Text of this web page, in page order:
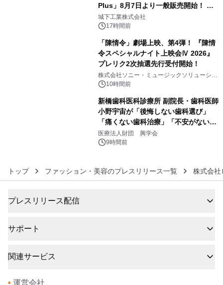
Plus」8月7日より一般販売開始！ ケ
ーブル1本つなぐだけ、テレビの音が
ぐっと豊かに
城下工業株式会社
17時間前
「陳情令」劇場上映、第4弾！ 『陳情
令スペシャルナイト上映会Ⅳ 2026』
プレリク2次抽選先行受付開始！
株式会社ソニー・ミュージックソリューショ
ンズ10時間前
新橋歯科医科診療所 副院長・歯科医師
小野宇宙が「後悔しない歯科選び」
「痛くない歯科治療」「不安がない治
療計画」をテーマに専門監修
医療法人財団 興学会
9時間前
トップ ファッション・美容のプレスリリース一覧 株式会社
プレスリリース配信
サポート
関連サービス
• 運営会社